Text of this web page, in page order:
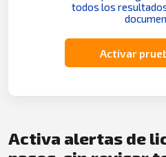
todos los
Activar
Activa alertas de